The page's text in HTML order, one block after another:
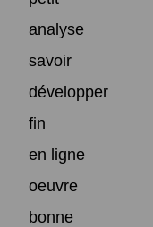
analyse
savoir
développer
fin
en ligne
oeuvre
bonne